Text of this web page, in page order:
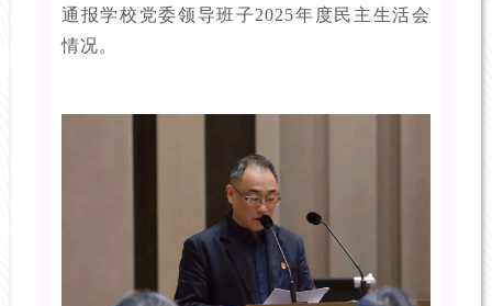
通报学校党委领导班子2025年度民主生活会
情况。